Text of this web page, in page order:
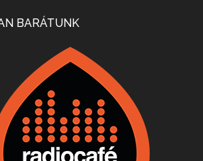
Apr 24, 2026 • 00:38:10
Villány, kékfrankos, Jackfall
Apr 17, 2026 • 00:35:38
BARÁTUNK